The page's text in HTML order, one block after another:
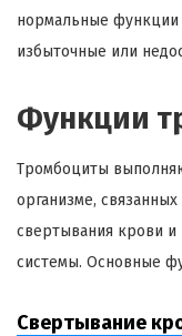
нормальные
избыточные или
Функции
Тромбоциты
организме,
свертывания крови и
системы. Основные
Свертывание